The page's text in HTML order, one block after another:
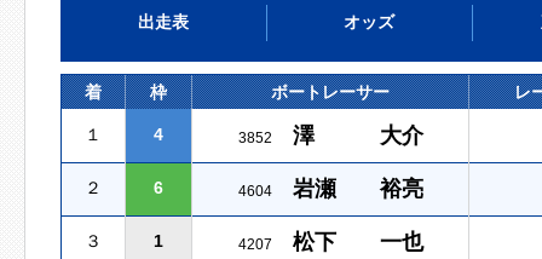
出走表 オッズ
着 枠 ボートレーサー レ
１ 4 3852 澤 大介
２ 6 4604 岩瀬 裕亮
３ 1 4207 松下 一也